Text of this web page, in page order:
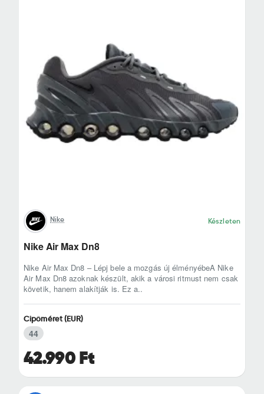
Nike Készleten
Nike Air Max Dn8
Nike Air Max Dn8 – Lépj bele a mozgás új élményébeA Nike
Air Max Dn8 azoknak készült, akik a városi ritmust nem csak
követik, hanem alakítják is. Ez a..
42.990 Ft
Cipőméret (EUR)
44